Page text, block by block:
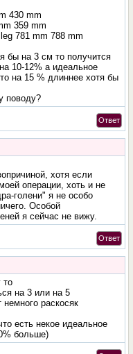
430 mm
359 mm
781 mm 788 mm
бы на 3 см то получится
10-12% а идеальное
на 15 % длиннее хотя бы
поводу?
Ответ
хотя если
операции, хоть и не
голени" я не особо
Особой
я сейчас не вижу.
Ответ
то
на 3 или на 5
раскосяк
есть некое идеальное
больше)